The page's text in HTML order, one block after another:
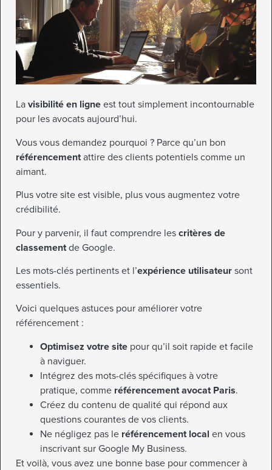
La visibilité en ligne est tout simplement incontournable
pour les avocats aujourd’hui.
Vous vous demandez pourquoi ? Parce qu’un bon
référencementattire des clients potentiels comme un
aimant.
Plus votre site est visible, plus vous augmentez votre
crédibilité.
Pour y parvenir, il faut comprendre les critères de
classementde Google.
Les mots-clés pertinents et l’expérience utilisateur sont
essentiels.
Voici quelques astuces pour améliorer votre
référencement :
Optimisez votre site pour qu’il soit rapide et facile
à naviguer.
Intégrez des mots-clés spécifiques à votre
pratique, comme référencement avocat Paris.
Créez du contenu de qualité qui répond aux
questions courantes de vos clients.
Ne négligez pas le référencement local en vous
inscrivant sur Google My Business.
Et voilà, vous avez une bonne base pour commencer à